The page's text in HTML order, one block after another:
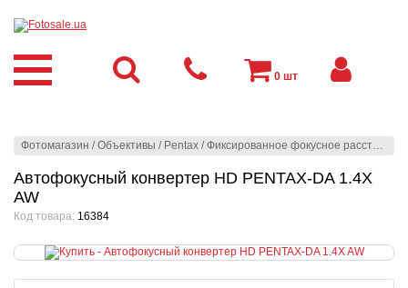
Фотомагазин /Объективы / Pentax /Фиксированное фокусное расстояние
Автофокусный конвертер HD PENTAX-DA 1.4X
AW
Код товара: 16384
0 шт